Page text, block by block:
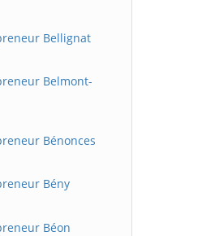
Bellignat
Belmont-
Bénonces
Bény
Béon